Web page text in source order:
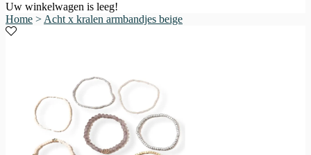
Uw winkelwagen is leeg!
Home > Acht x kralen armbandjes beige